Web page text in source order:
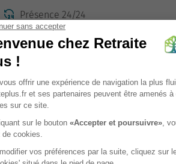
Présence 24/24
Animations
Ascenseur